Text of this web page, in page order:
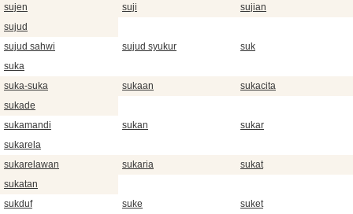
sujen
suji
sujian
sujud
sujud sahwi
sujud syukur
suk
suka
suka-suka
sukaan
sukacita
sukade
sukamandi
sukan
sukar
sukarela
sukarelawan
sukaria
sukat
sukatan
sukduf
suke
suket